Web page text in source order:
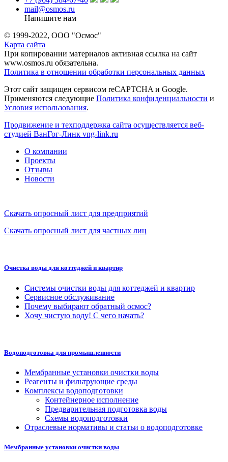
mail@osmos.ru
Напишите нам
© 1999-2022, ООО "Осмос"
Карта сайта
При копировании материалов активная ссылка на сайт
www.osmos.ru обязательна.
Политика в отношении обработки персональных данных
Этот сайт защищен сервисом reCAPTCHA и Google.
Применяются следующие Политика конфиденциальности и
Условия использования.
Продвижение и техподдержка сайта осуществляется веб-
студией ВанГог-Линк vng-link.ru
О компании
Проекты
Отзывы
Новости
Скачать опросный лист для предприятий
Скачать опросный лист для частных лиц
Очистка воды для коттеджей и квартир
Системы очистки воды для коттеджей и квартир
Сервисное обслуживание
Почему выбирают обратный осмос?
Хочу чистую воду! С чего начать?
Водоподготовка для промышленности
Мембранные установки очистки воды
Реагенты и фильтрующие среды
Комплексы водоподготовки
Контейнерное исполнение
Предварительная подготовка воды
Схемы водоподготовки
Отраслевые нормативы и статьи о водоподготовке
Мембранные установки очистки воды